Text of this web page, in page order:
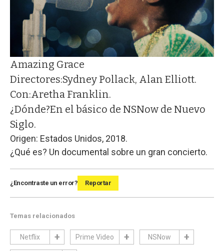
Amazing Grace
Directores:Sydney Pollack, Alan Elliott.
Con:Aretha Franklin.
¿Dónde?En el básico de NSNow de Nuevo
Siglo.
Origen: Estados Unidos, 2018.
¿Qué es? Un documental sobre un gran concierto.
¿Encontraste un error? Reportar
Temas relacionados
Netflix Prime Video NSNow